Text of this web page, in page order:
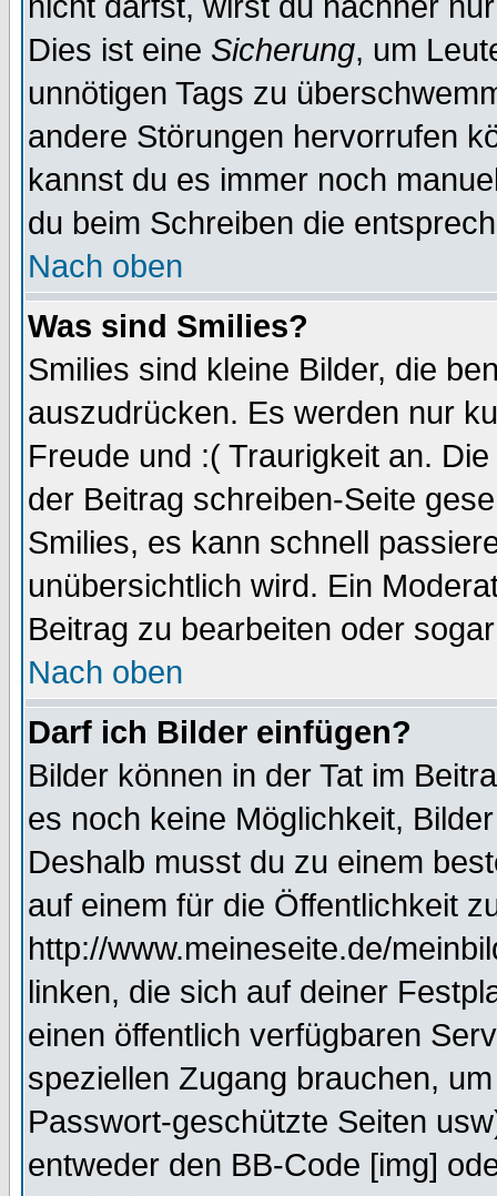
Dies ist eine Sicherung, um
unnötigen Tags zu
andere Störungen hervorrufen
kannst du es immer noch
du beim Schreiben die
Nach oben
Was sind Smilies?
Smilies sind kleine Bilder, die
auszudrücken. Es werden nur
Freude und :( Traurigkeit an.
der Beitrag schreiben-Seite
Smilies, es kann schnell
unübersichtlich wird. Ein
Beitrag zu bearbeiten oder
Nach oben
Darf ich Bilder einfügen?
Bilder können in der Tat im
es noch keine Möglichkeit,
Deshalb musst du zu einem
auf einem für die Öffentlichkeit
http://www.meineseite.de/
linken, die sich auf deiner
einen öffentlich verfügbaren
speziellen Zugang brauchen,
Passwort-geschützte Seiten
entweder den BB-Code [img]